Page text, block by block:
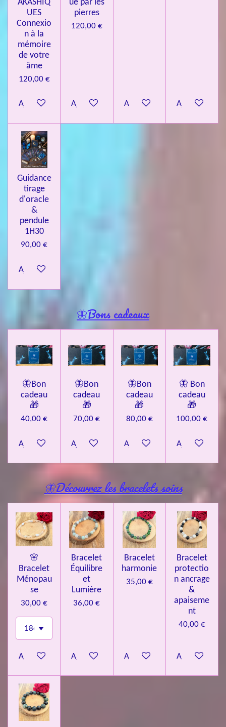
AKASHIQ
UES
Connexio
n à la
mémoire
de votre
âme
120,00 €
Ajouter au panier
ue par les
pierres
120,00 €
Ajouter au panierAjouter au panierAjouter au
Guidance
tirage
d'oracle
&
pendule
1H30
90,00 €
Ajouter au panier
🦋Bons cadeaux
🦋Bon
cadeau
🎁
40,00 €
Ajouter au panier
🦋Bon
cadeau
🎁
70,00 €
Ajouter au panier
🦋Bon
cadeau
🎁
80,00 €
Ajouter au panier
🦋 Bon
cadeau
🎁
100,00 €
Ajouter au
🦋Découvrez les bracelets soins
🌸
Bracelet
Ménopau
se
30,00 €
Ajouter au panier
Bracelet
Équilibre
et
Lumière
36,00 €
Ajouter au panier
Bracelet
harmonie
35,00 €
Ajouter au panier
Bracelet
protectio
n ancrage
&
apaiseme
nt
40,00 €
Ajouter au